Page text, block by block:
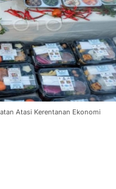
Atasi Kerentanan Ekonomi